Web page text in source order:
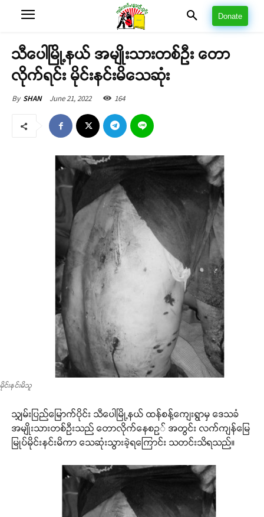
Donate
သီပေါမြို့နယ် အမျိုးသားတစ်ဦး တော
လိုက်ရင်း မိုင်းနင်းမိသေဆုံး
By SHAN June 21, 2022 164
မိုင်းနင်းမိသူ
သျှမ်းပြည်မြောက်ပိုင်း သီပေါမြို့နယ် ထန်စန့်ကျေးရွာမှ ဒေသခံ
အမျိုးသားတစ်ဦးသည် တောလိုက်နေစဥ် အတွင်း လက်ကျန်မြေ
မြုပ်မိုင်းနင်းမိကာ သေဆုံးသွားခဲ့ရကြောင်း သတင်းသိရသည်။